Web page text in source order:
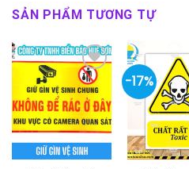
SẢN PHẨM TƯƠNG TỰ
-17%